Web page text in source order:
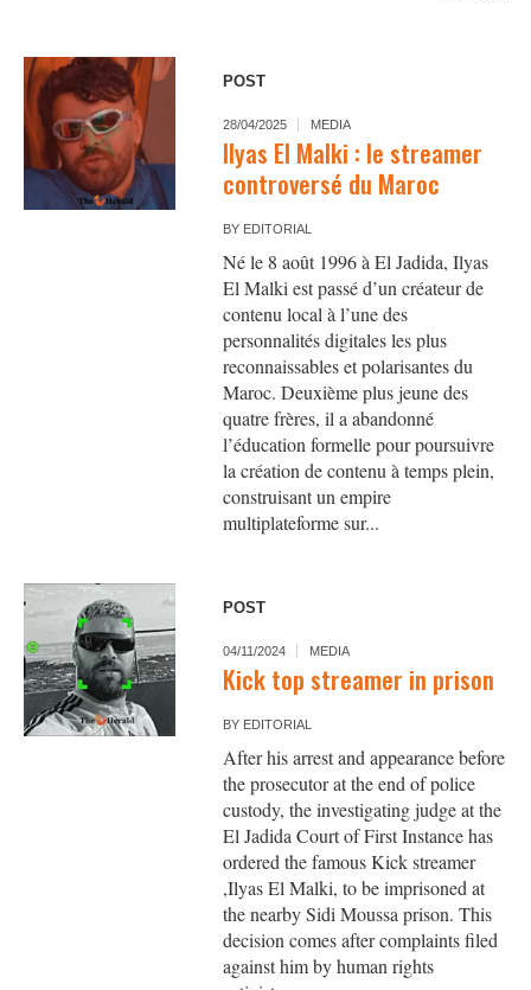
POST
28/04/2025 MEDIA
Ilyas El Malki : le streamer
controversé du Maroc
BY EDITORIAL
Né le 8 août 1996 à El Jadida, Ilyas
El Malki est passé d’un créateur de
contenu local à l’une des
personnalités digitales les plus
reconnaissables et polarisantes du
Maroc. Deuxième plus jeune des
quatre frères, il a abandonné
l’éducation formelle pour poursuivre
la création de contenu à temps plein,
construisant un empire
multiplateforme sur...
POST
04/11/2024 MEDIA
Kick top streamer in prison
BY EDITORIAL
After his arrest and appearance before
the prosecutor at the end of police
custody, the investigating judge at the
El Jadida Court of First Instance has
ordered the famous Kick streamer
,Ilyas El Malki, to be imprisoned at
the nearby Sidi Moussa prison. This
decision comes after complaints filed
against him by human rights